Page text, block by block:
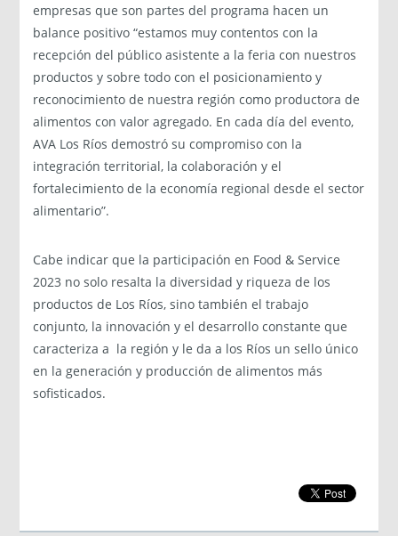
empresas que son partes del programa hacen un
balance positivo “estamos muy contentos con la
recepción del público asistente a la feria con nuestros
productos y sobre todo con el posicionamiento y
reconocimiento de nuestra región como productora de
alimentos con valor agregado. En cada día del evento,
AVA Los Ríos demostró su compromiso con la
integración territorial, la colaboración y el
fortalecimiento de la economía regional desde el sector
alimentario”.
Cabe indicar que la participación en Food & Service
2023 no solo resalta la diversidad y riqueza de los
productos de Los Ríos, sino también el trabajo
conjunto, la innovación y el desarrollo constante que
caracteriza a la región y le da a los Ríos un sello único
en la generación y producción de alimentos más
sofisticados.